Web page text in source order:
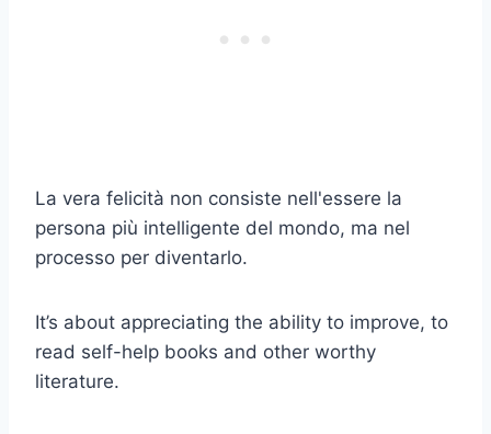
La vera felicità non consiste nell'essere la
persona più intelligente del mondo, ma nel
processo per diventarlo.
It’s about appreciating the ability to improve, to
read self-help books and other worthy
literature.